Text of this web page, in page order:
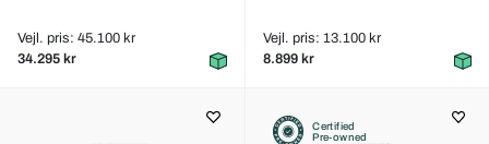
Vejl. pris: 45.100 kr
34.295 kr
Vejl. pris: 13.100 kr
8.899 kr
Certified
Pre-owned